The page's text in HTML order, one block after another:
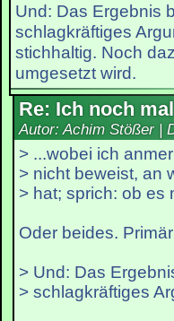
Und: Das Ergebnis
schlagkräftiges
stichhaltig. Noch
umgesetzt wird.
Re: Ich noch mal
Autor: Achim Stößer |
> ...wobei ich
> nicht beweist, an
> hat; sprich: ob es
Oder beides.
> Und: Das
> schlagkräftiges